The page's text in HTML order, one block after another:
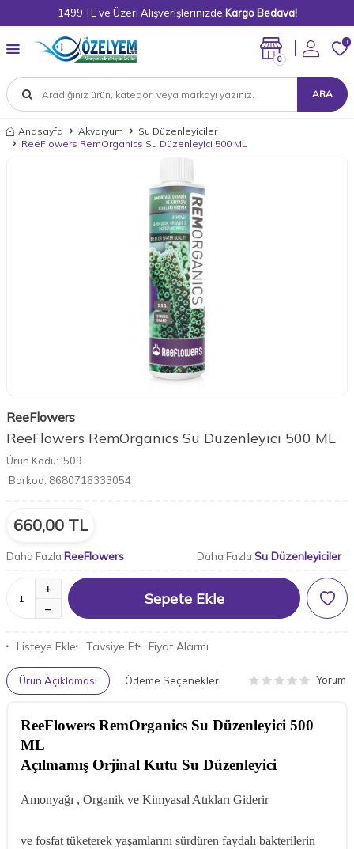
1499 TL ve Üzeri Alışverişlerinizde Kargo Bedava!
ARA
0
0
Anasayfa Akvaryum
Su Düzenleyiciler
ReeFlowers RemOrganics Su Düzenleyici 500 ML
ReeFlowers
ReeFlowers RemOrganics Su Düzenleyici 500 ML
Ürün Kodu: 509
Barkod: 8680716333054
660,00 TL
Daha Fazla ReeFlowers Daha Fazla Su Düzenleyiciler
Sepete Ekle
Listeye Ekle Tavsiye Et Fiyat Alarmı
Ürün Açıklaması Ödeme Seçenekleri Yorum
ReeFlowers RemOrganics Su Düzenleyici 500
ML
Açılmamış Orjinal Kutu Su Düzenleyici
Amonyağı , Organik ve Kimyasal Atıkları Giderir
ve fosfat tüketerek yaşamlarını sürdüren faydalı bakterilerin